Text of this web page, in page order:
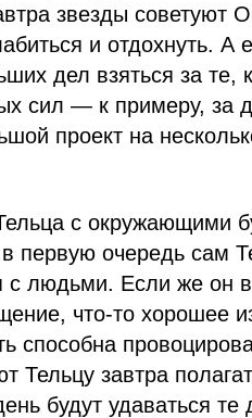
звезды советуют
и отдохнуть. А
дел взяться за те,
сил — к примеру, за
проект на
с окружающими
первую очередь сам
людьми. Если же он
что-то хорошее
способна
Тельцу завтра
будут удаваться те